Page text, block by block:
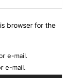
browser for the
e-mail.
e-mail.